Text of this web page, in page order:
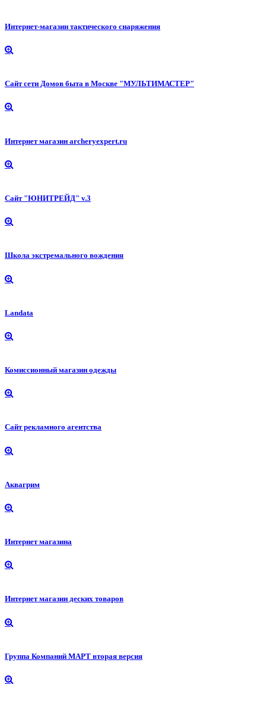
Интернет-магазин тактического снаряжения
Сайт сети Домов быта в Москве "МУЛЬТИМАСТЕР"
Интернет магазин archeryexpert.ru
Cайт "ЮНИТРЕЙД" v.3
Школа экстремального вождения
Landata
Комиссионный магазин одежды
Сайт рекламного агентства
Аквагрим
Интернет магазина
Интернет магазин деских товаров
Группа Компаний МАРТ вторая версия